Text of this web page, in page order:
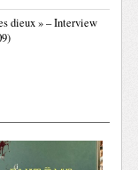
dieux » – Interview